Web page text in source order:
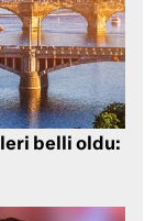
belli oldu: